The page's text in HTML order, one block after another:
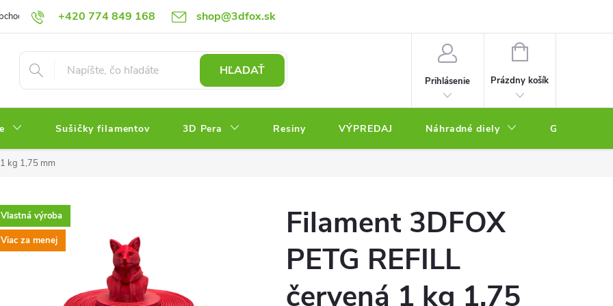
+420 774 849 168 shop@3dfox.sk
podmienky Podmienky ochrany osobných údajov
HĽADAŤ
Prihlásenie
NÁKUPNÝ
Prázdny košík
Sušičky filamentov 3D Pera Resiny VÝPREDAJ Náhradné diely
kg 1,75 mm
Vlastná výroba
Viac za menej
Filament 3DFOX
PETG REFILL
červená 1 kg 1,75